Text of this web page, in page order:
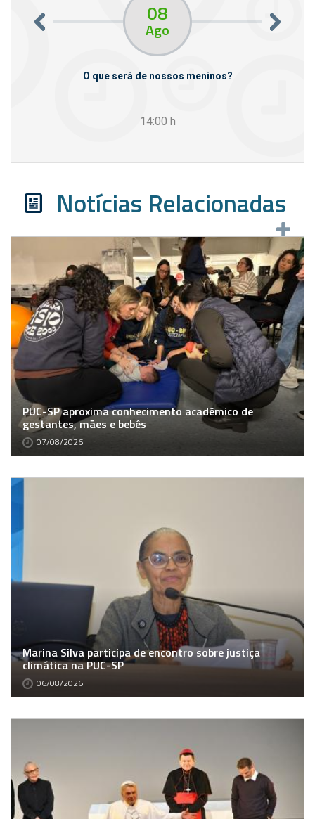
08
Ago
O que será de nossos meninos?
14:00 h
Notícias Relacionadas
PUC-SP aproxima conhecimento acadêmico de
gestantes, mães e bebês
07/08/2026
Marina Silva participa de encontro sobre justiça
climática na PUC-SP
06/08/2026